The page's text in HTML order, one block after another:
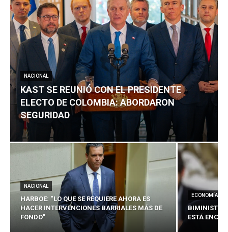
NACIONAL
KAST SE REUNIÓ CON EL PRESIDENTE
ELECTO DE COLOMBIA: ABORDARON
SEGURIDAD
NACIONAL
HARBOE: “LO QUE SE REQUIERE AHORA ES
HACER INTERVENCIONES BARRIALES MÁS DE
FONDO”
ECONOMÍA
BIMINISTRO
ESTÁ